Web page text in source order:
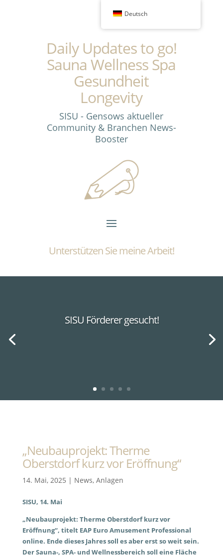
Daily Updates to go!
Sauna Wellness Spa
Gesundheit
Longevity
SISU - Gensows aktueller
Community & Branchen News-
Booster
Unterstützen Sie meine Arbeit!
SISU Förderer gesucht!
„Neubauprojekt: Therme
Oberstdorf kurz vor Eröffnung“
14. Mai, 2025 | News, Anlagen
SISU, 14. Mai
„Neubauprojekt: Therme Oberstdorf kurz vor
Eröffnung“, titelt EAP Euro Amusement Professional
online. Ende dieses Jahres soll es aber erst so weit sein.
Der Sauna-, SPA- und Wellnessbereich soll eine Fläche
Deutsch